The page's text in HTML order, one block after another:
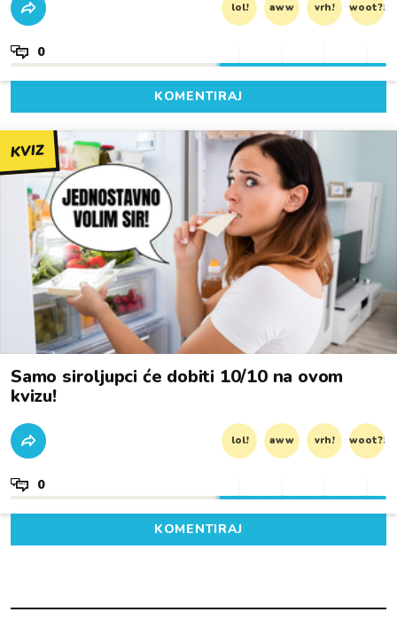
lol! aww vrh! woot?!
0
KOMENTIRAJ
KVIZ
Samo siroljupci će dobiti 10/10 na ovom
kvizu!
lol! aww vrh! woot?!
0
KOMENTIRAJ